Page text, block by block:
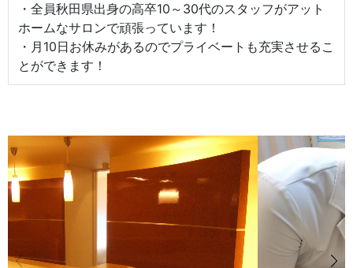
・全員秋田県出身の高卒10～30代のスタッフがアット
ホームなサロンで頑張っています！
・月10日お休みがあるのでプライベートも充実させるこ
とができます！